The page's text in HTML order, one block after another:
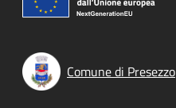
Comune di Presezzo